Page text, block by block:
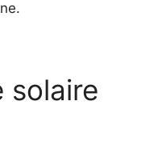
solaire